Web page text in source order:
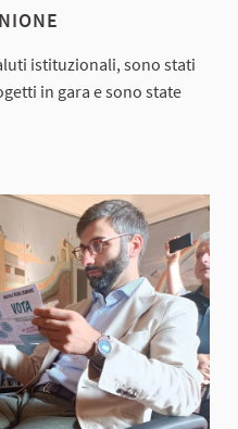
istituzionali, sono stati
in gara e sono state